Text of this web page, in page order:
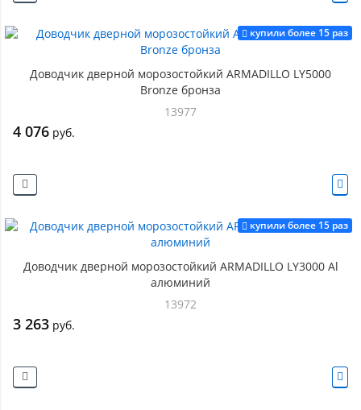
купили более 15 раз
Доводчик дверной морозостойкий ARMADILLO LY5000
Bronze бронза
13977
4 076 руб.
купили более 15 раз
Доводчик дверной морозостойкий ARMADILLO LY3000 Al
алюминий
13972
3 263 руб.